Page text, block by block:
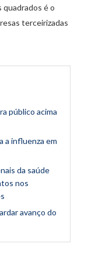
é o
terceirizadas
público acima
a influenza em
da saúde
nos
avanço do